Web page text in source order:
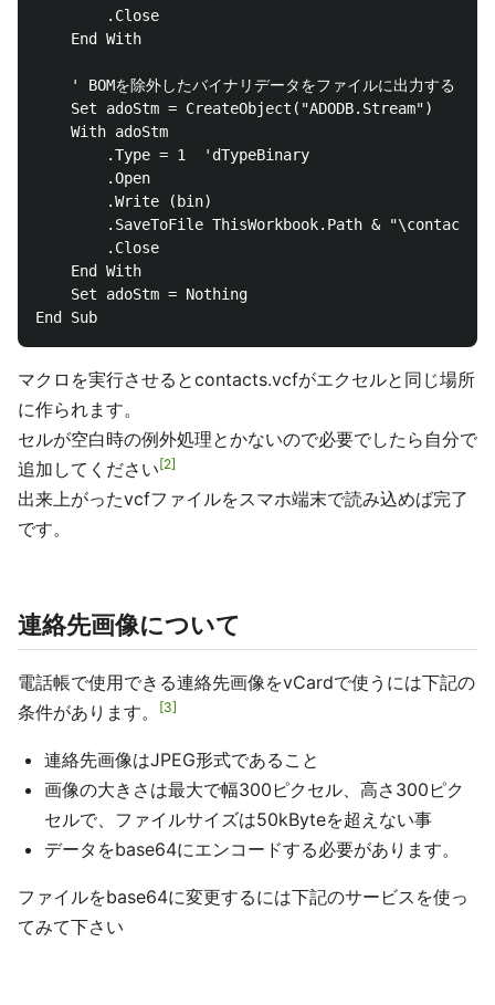
        .Close
    Set adoStm = Nothing
マクロを実行させるとcontacts.vcfがエクセルと同じ場所
に作られます。
セルが空白時の例外処理とかないので必要でしたら自分で
追加してください 2
出来上がったvcfファイルをスマホ端末で読み込めば完了
です。
連絡先画像について
電話帳で使用できる連絡先画像をvCardで使うには下記の
条件があります。
3
連絡先画像はJPEG形式であること
画像の大きさは最大で幅300ピクセル、高さ300ピク
セルで、ファイルサイズは50kByteを超えない事
データをbase64にエンコードする必要があります。
ファイルをbase64に変更するには下記のサービスを使っ
てみて下さい